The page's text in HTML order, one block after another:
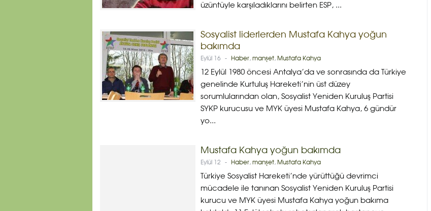
üzüntüyle karşıladıklarını belirten ESP, ...
Sosyalist liderlerden Mustafa Kahya yoğun
bakımda
Eylül 16 - Haber, manşet, Mustafa Kahya
12 Eylül 1980 öncesi Antalya’da ve sonrasında da Türkiye
genelinde Kurtuluş Hareketi’nin üst düzey
sorumlularından olan, Sosyalist Yeniden Kuruluş Partisi
SYKP kurucusu ve MYK üyesi Mustafa Kahya, 6 gündür
yo...
Mustafa Kahya yoğun bakımda
Eylül 12 - Haber, manşet, Mustafa Kahya
Türkiye Sosyalist Hareketi’nde yürüttüğü devrimci
mücadele ile tanınan Sosyalist Yeniden Kuruluş Partisi
kurucu ve MYK üyesi Mustafa Kahya yoğun bakıma